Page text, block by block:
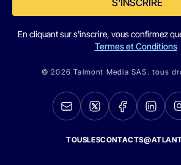
S'INSCRIRE
En cliquant sur s'inscrire, vous confirmez
Termes et Conditions
© 2026 Talmont Media SAS. tous